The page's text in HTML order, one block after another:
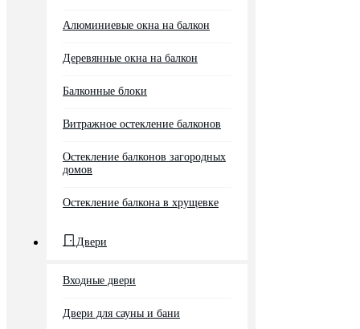
Алюминиевые окна на балкон
Деревянные окна на балкон
Балконные блоки
Витражное остекление балконов
Остекление балконов загородных
домов
Остекление балкона в хрущевке
Двери
Входные двери
Двери для сауны и бани